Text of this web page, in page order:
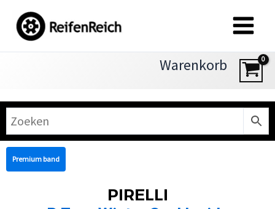
Inhalt
springen
Warenkorb
Premium band
PIRELLI